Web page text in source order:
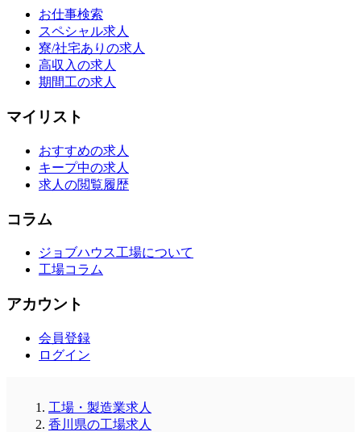
お仕事検索
スペシャル求人
寮/社宅ありの求人
高収入の求人
期間工の求人
マイリスト
おすすめの求人
キープ中の求人
求人の閲覧履歴
コラム
ジョブハウス工場について
工場コラム
アカウント
会員登録
ログイン
工場・製造業求人
香川県の工場求人